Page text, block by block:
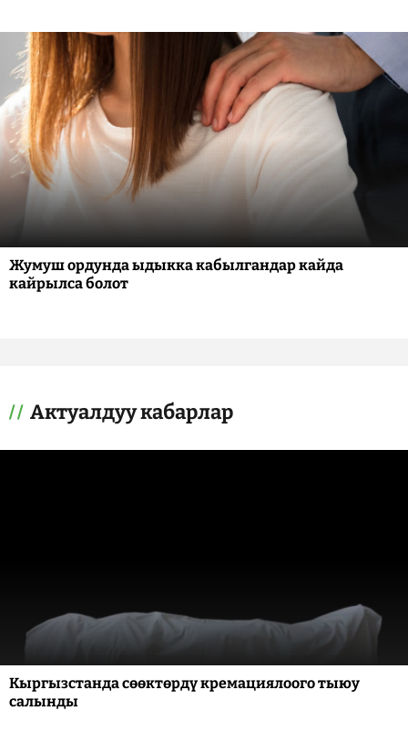
Жумуш ордунда ыдыкка кабылгандар кайда
кайрылса болот
Актуалдуу кабарлар
Кыргызстанда сөөктөрдү кремациялоого тыюу
салынды